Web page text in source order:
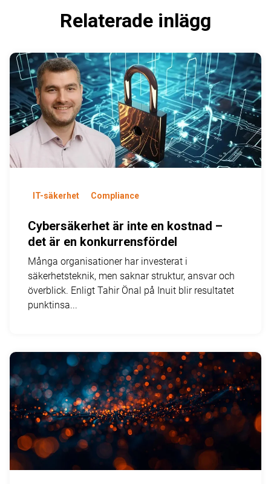
Relaterade inlägg
IT-säkerhet Compliance
Cybersäkerhet är inte en kostnad –
det är en konkurrensfördel
Många organisationer har investerat i
säkerhetsteknik, men saknar struktur, ansvar och
överblick. Enligt Tahir Önal på Inuit blir resultatet
punktinsa...